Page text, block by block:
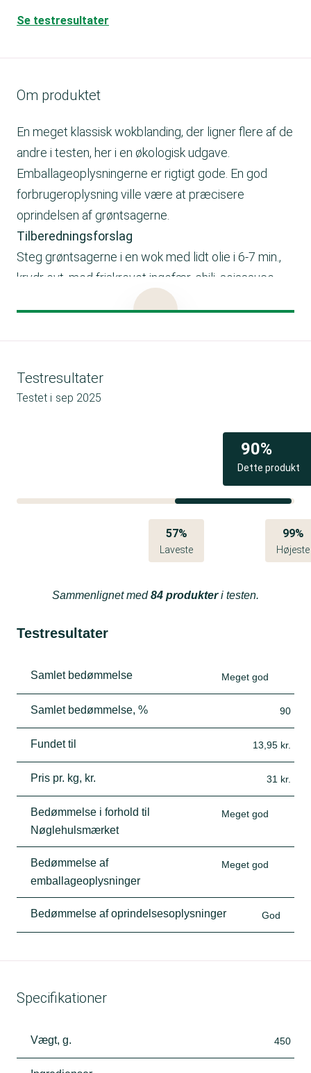
Se testresultater
Om produktet
En meget klassisk wokblanding, der ligner flere af de
andre i testen, her i en økologisk udgave.
Emballageoplysningerne er rigtigt gode. En god
forbrugeroplysning ville være at præcisere
oprindelsen af grøntsagerne.
Tilberedningsforslag
Steg grøntsagerne i en wok med lidt olie i 6-7 min.,
krydr evt. med friskrevet ingefær, chili, sojasauce,
hvidløg og koriander. Spises som den er eller tilføj
Wokblandingen kan også bruges til chilibeef med
Testresultater
Testet i sep 2025
Dette produkt
90%
57%
Laveste
99%
Højeste
Sammenlignet med84 produkteri testen.
Testresultater
Samlet bedømmelse Meget god
Samlet bedømmelse, % 90
Fundet til 13,95 kr.
Pris pr. kg, kr. 31 kr.
Bedømmelse i forhold til
Nøglehulsmærket
Meget god
Bedømmelse af
emballageoplysninger
Meget god
Bedømmelse af oprindelsesoplysninger God
Specifikationer
Vægt, g. 450